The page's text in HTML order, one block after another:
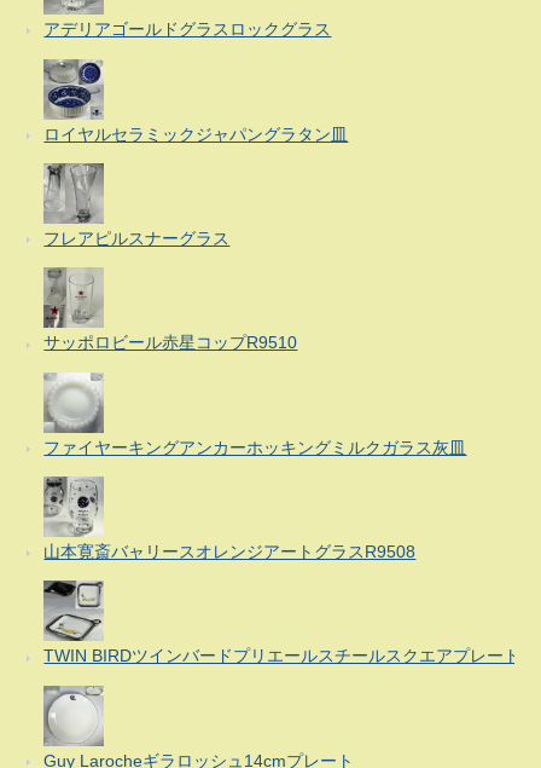
アデリアゴールドグラスロックグラス
ロイヤルセラミックジャパングラタン皿
フレアピルスナーグラス
サッポロビール赤星コップR9510
ファイヤーキングアンカーホッキングミルクガラス灰皿
山本寛斎バャリースオレンジアートグラスR9508
TWIN BIRDツインバードプリエールスチールスクエアプレート
Guy Larocheギラロッシュ14cmプレート